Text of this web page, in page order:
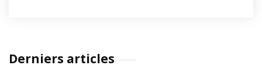
Derniers articles